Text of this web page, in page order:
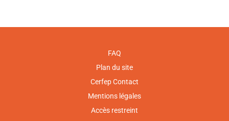
FAQ
Plan du site
Cerfep Contact
Mentions légales
Accès restreint